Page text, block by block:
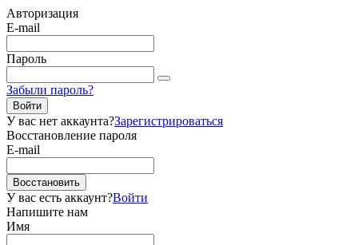
Авторизация
E-mail
Пароль
Забыли пароль?
Войти
У вас нет аккаунта?Зарегистрироваться
Восстановление пароля
E-mail
Восстановить
У вас есть аккаунт?Войти
Напишите нам
Имя